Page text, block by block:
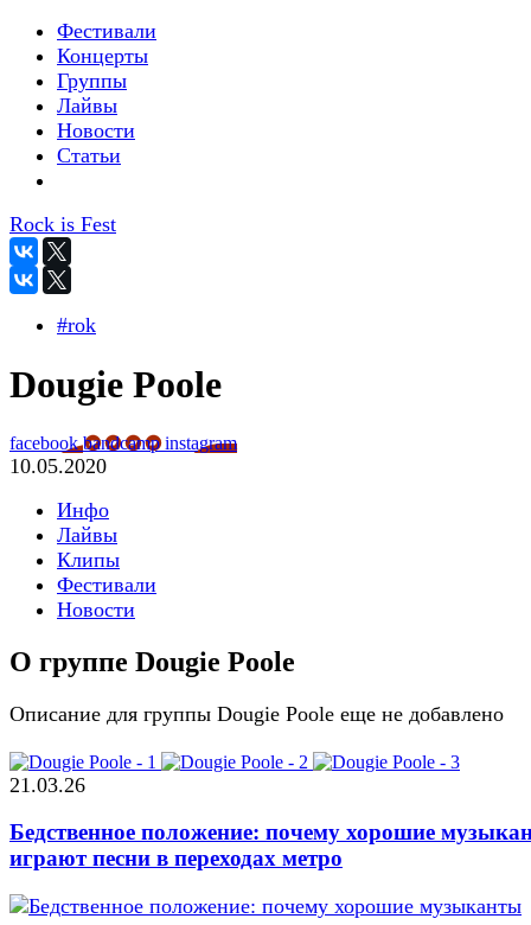
Фестивали
Концерты
Группы
Лайвы
Новости
Статьи
Rock is Fest
#rok
Dougie Poole
facebookbandcampinstagram
10.05.2020
Инфо
Лайвы
Клипы
Фестивали
Новости
О группе Dougie Poole
Описание для группы Dougie Poole еще не добавлено
21.03.26
Бедственное положение: почему хорошие
играют песни в переходах метро